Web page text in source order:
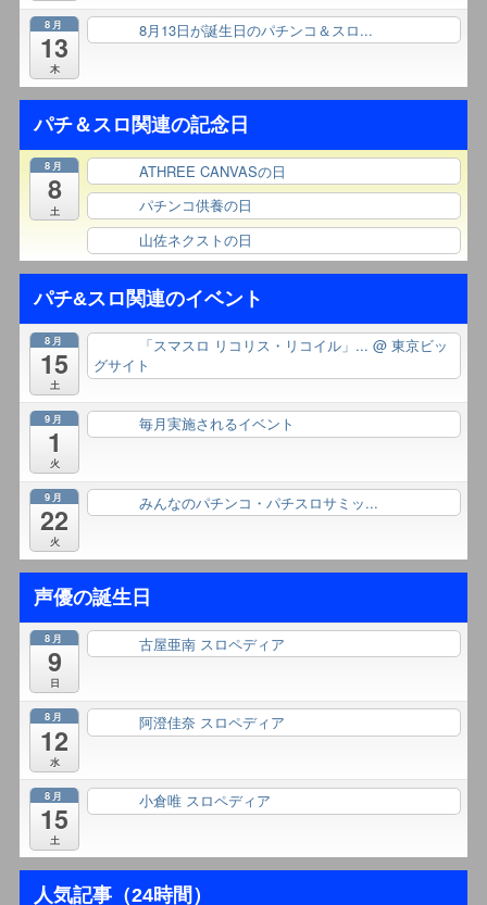
8月
13
木
8月13日が誕生日のパチンコ＆スロ...
パチ＆スロ関連の記念日
8月
8
土
ATHREE CANVASの日
パチンコ供養の日
山佐ネクストの日
パチ&スロ関連のイベント
8月
15
土
「スマスロ リコリス・リコイル」... @ 東京ビッ
グサイト
9月
1
火
毎月実施されるイベント
9月
22
火
みんなのパチンコ・パチスロサミッ...
声優の誕生日
8月
9
日
古屋亜南 スロペディア
8月
12
水
阿澄佳奈 スロペディア
8月
15
土
小倉唯 スロペディア
人気記事（24時間）